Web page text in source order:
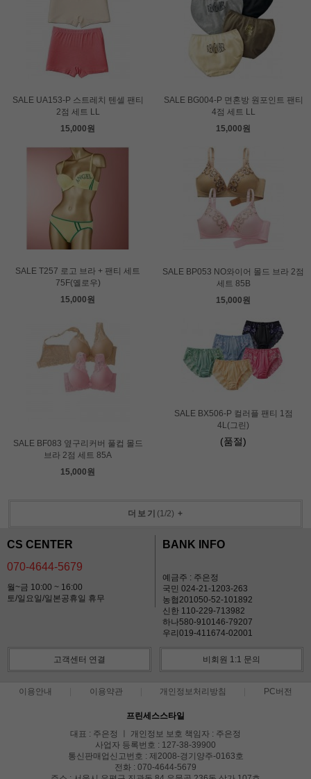
SALE UA153-P 스트레치 텐셀 팬티
2점 세트 LL
15,000원
SALE BG004-P 면혼방 원포인트 팬티
4점 세트 LL
15,000원
SALE T257 로고 브라 + 팬티 세트
75F(옐로우)
15,000원
SALE BP053 NO와이어 몰드 브라 2점
세트 85B
15,000원
SALE BF083 옆구리커버 풀컵 몰드
브라 2점 세트 85A
15,000원
SALE BX506-P 컬러플 팬티 1점
4L(그린)
(품절)
더보기 (1/2) +
CS CENTER
070-4644-5679
월~금 10:00 ~ 16:00
토/일요일/일본공휴일 휴무
BANK INFO
예금주 : 주은정
국민 024-21-1203-263
농협201050-52-101892
신한 110-229-713982
하나580-910146-79207
우리019-411674-02001
고객센터 연결 비회원 1:1 문의
이용안내 이용약관 개인정보처리방침 PC버전
프린세스스타일
대표 : 주은정 ㅣ 개인정보 보호 책임자 : 주은정
사업자 등록번호 : 127-38-39900
통신판매업신고번호 : 제2008-경기양주-0163호
전화 : 070-4644-5679